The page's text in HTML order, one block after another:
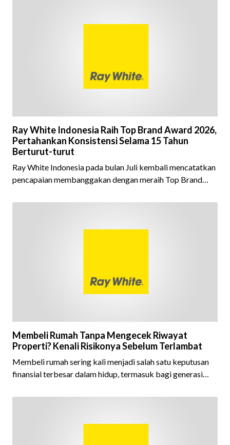
Ray White Indonesia Raih Top Brand Award 2026,
Pertahankan Konsistensi Selama 15 Tahun
Berturut-turut
Ray White Indonesia pada bulan Juli kembali mencatatkan
pencapaian membanggakan dengan meraih Top Brand
ini menjadi semakin istimewa karena Ray White Indonesia
tahun berturut-turut, sebuah bukti nyata atas konsistensi,
Membeli Rumah Tanpa Mengecek Riwayat
Properti? Kenali Risikonya Sebelum Terlambat
Membeli rumah sering kali menjadi salah satu keputusan
finansial terbesar dalam hidup, termasuk bagi generasi
kepemilikan hunian maupun investasi properti. Namun
fokus pada harga atau lokasi tanpa memperhatikan